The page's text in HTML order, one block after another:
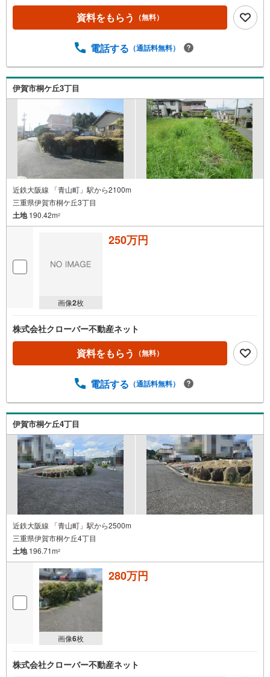
資料をもらう （無料）
電話する （通話料無料）
伊賀市桐ケ丘3丁目
近鉄大阪線 「青山町」駅から2100m
三重県伊賀市桐ケ丘3丁目
土地190.42m2
画像2枚
250万円
株式会社クローバー不動産ネット
資料をもらう （無料）
電話する （通話料無料）
伊賀市桐ケ丘4丁目
近鉄大阪線 「青山町」駅から2500m
三重県伊賀市桐ケ丘4丁目
土地196.71m2
画像6枚
280万円
株式会社クローバー不動産ネット